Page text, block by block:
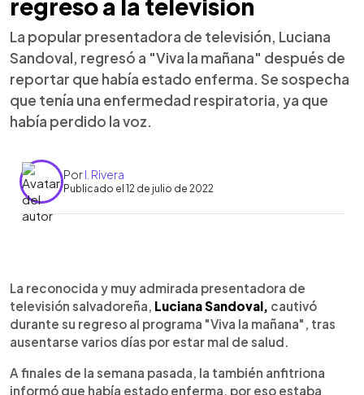
regreso a la televisión
La popular presentadora de televisión, Luciana
Sandoval, regresó a "Viva la mañana" después de
reportar que había estado enferma. Se sospecha
que tenía una enfermedad respiratoria, ya que
había perdido la voz.
PorI. Rivera
Publicado el 12 de julio de 2022
Escuchar artículo
La reconocida y muy admirada presentadora de
televisión salvadoreña, Luciana Sandoval, cautivó
durante su regreso al programa "Viva la mañana", tras
ausentarse varios días por estar mal de salud.
A finales de la semana pasada, la también anfitriona
informó que había estado enferma, por eso estaba